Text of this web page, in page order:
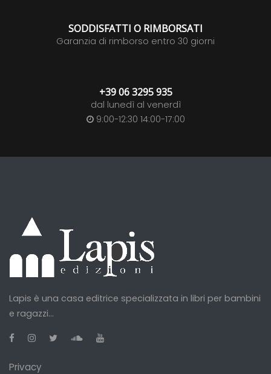
SODDISFATTI O RIMBORSATI
Garanzia di rimborso entro 30 giorni
+39 06 3295 935
dal lunedì al venerdì
9:00-12:30 14:00-17:00
Lapis è una casa editrice specializzata in libri per bambini
e ragazzi...
Privacy